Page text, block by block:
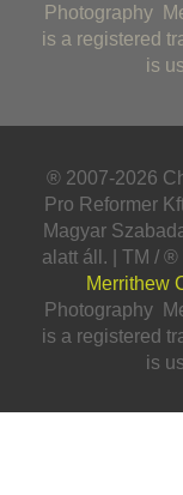
Photography
is a registered
is
® 2007-2026
Pro Reformer
Magyar
alatt áll. | TM / ®
Merrithew
Photography
is a registered
is